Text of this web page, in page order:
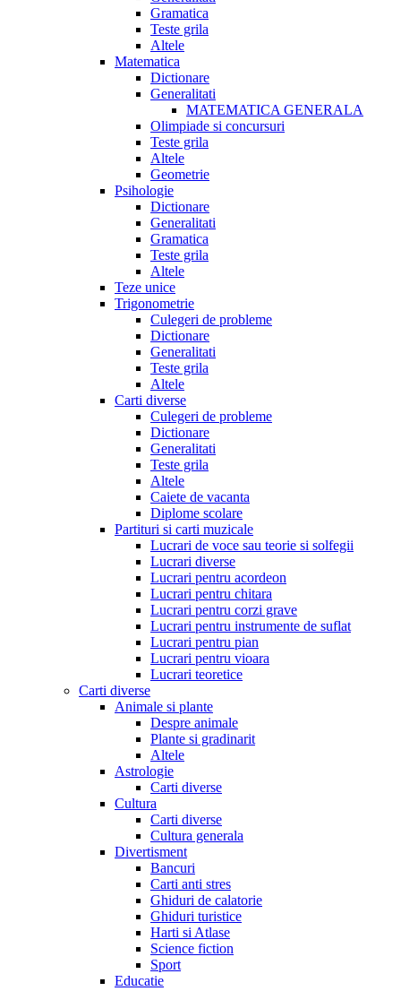
Gramatica
Teste grila
Altele
Matematica
Dictionare
Generalitati
MATEMATICA GENERALA
Olimpiade si concursuri
Teste grila
Altele
Geometrie
Psihologie
Dictionare
Generalitati
Gramatica
Teste grila
Altele
Teze unice
Trigonometrie
Culegeri de probleme
Dictionare
Generalitati
Teste grila
Altele
Carti diverse
Culegeri de probleme
Dictionare
Generalitati
Teste grila
Altele
Caiete de vacanta
Diplome scolare
Partituri si carti muzicale
Lucrari de voce sau teorie si solfegii
Lucrari diverse
Lucrari pentru acordeon
Lucrari pentru chitara
Lucrari pentru corzi grave
Lucrari pentru instrumente de suflat
Lucrari pentru pian
Lucrari pentru vioara
Lucrari teoretice
Carti diverse
Animale si plante
Despre animale
Plante si gradinarit
Altele
Astrologie
Carti diverse
Cultura
Carti diverse
Cultura generala
Divertisment
Bancuri
Carti anti stres
Ghiduri de calatorie
Ghiduri turistice
Harti si Atlase
Science fiction
Sport
Educatie